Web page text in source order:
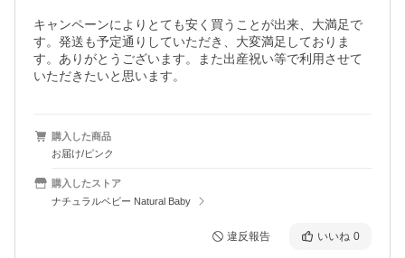
キャンペーンによりとても安く買うことが出来、大満足で
す。発送も予定通りしていただき、大変満足しておりま
す。ありがとうございます。また出産祝い等で利用させて
いただきたいと思います。
購入した商品
お届け/ピンク
購入したストア
ナチュラルベビー Natural Baby
違反報告 いいね 0